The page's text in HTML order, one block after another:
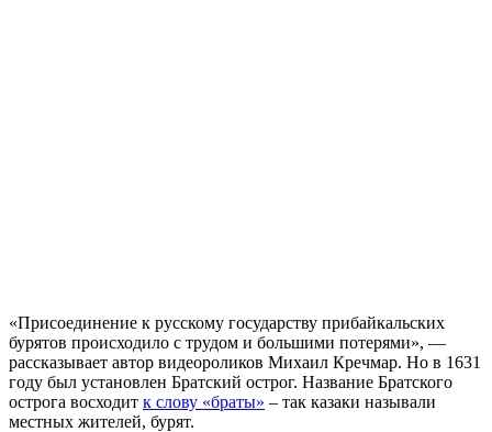
«Присоединение к русскому государству прибайкальских
бурятов происходило с трудом и большими потерями», —
рассказывает автор видеороликов Михаил Кречмар. Но в 1631
году был установлен Братский острог. Название Братского
острога восходит к слову «браты» – так казаки называли
местных жителей, бурят.